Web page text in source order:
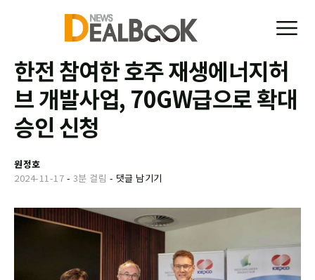
한전 참여한 호주 재생에너지허
브 개발사업, 70GW급으로 확대
승인 신청
원정호
2024-11-17 - 3분 걸림 - 댓글 남기기